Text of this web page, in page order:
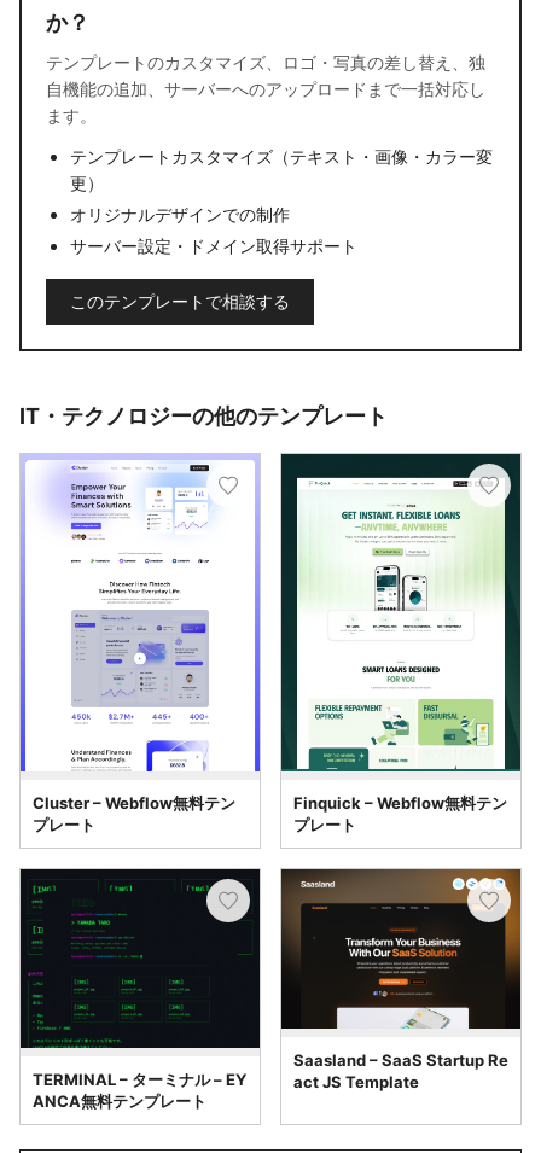
か？
テンプレートのカスタマイズ、ロゴ・写真の差し替え、独
自機能の追加、サーバーへのアップロードまで一括対応し
ます。
テンプレートカスタマイズ（テキスト・画像・カラー変
更）
オリジナルデザインでの制作
サーバー設定・ドメイン取得サポート
このテンプレートで相談する
IT・テクノロジーの他のテンプレート
Cluster – Webflow無料テン
プレート
Finquick – Webflow無料テン
プレート
TERMINAL – ターミナル – EY
ANCA無料テンプレート
Saasland – SaaS Startup Re
act JS Template